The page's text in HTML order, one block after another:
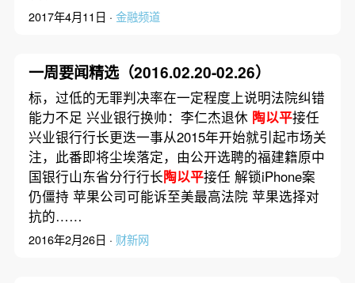
2017年4月11日 · 金融频道
一周要闻精选（2016.02.20-02.26）
标，过低的无罪判决率在一定程度上说明法院纠错
能力不足 兴业银行换帅：李仁杰退休 陶以平接任
兴业银行行长更迭一事从2015年开始就引起市场关
注，此番即将尘埃落定，由公开选聘的福建籍原中
国银行山东省分行行长陶以平接任 解锁iPhone案
仍僵持 苹果公司可能诉至美最高法院 苹果选择对
抗的……
2016年2月26日 · 财新网